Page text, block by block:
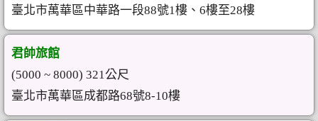
臺北市萬華區中華路一段88號1樓、6樓至28樓
君帥旅館
(5000 ~ 8000) 321公尺
臺北市萬華區成都路68號8-10樓